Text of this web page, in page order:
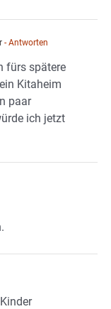
- Antworten
fürs spätere
Kitaheim
paar
ich jetzt